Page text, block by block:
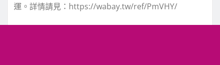
運。詳情請見：https://wabay.tw/ref/PmVHY/